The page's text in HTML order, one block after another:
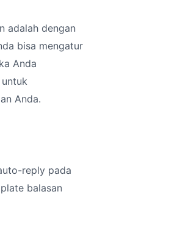
adalah dengan
bisa mengatur
Anda
Anda.
reply pada
balasan